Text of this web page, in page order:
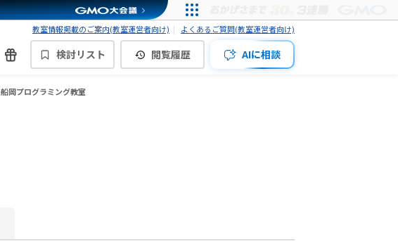
教室情報掲載のご案内(教室運営者向け) よくあるご質問(教室運営者向け)
検討リスト 閲覧履歴 AIに相談
船岡プログラミング教室